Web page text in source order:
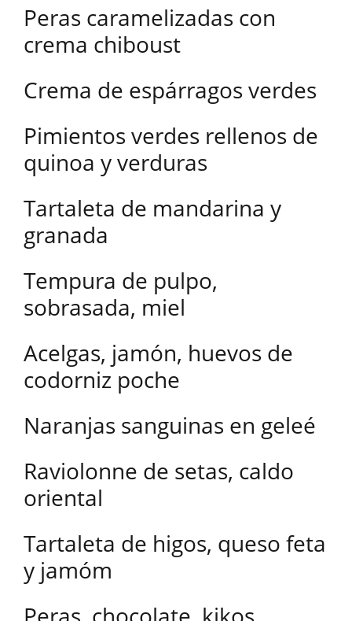
Peras caramelizadas con
crema chiboust
Crema de espárragos verdes
Pimientos verdes rellenos de
quinoa y verduras
Tartaleta de mandarina y
granada
Tempura de pulpo,
sobrasada, miel
Acelgas, jamón, huevos de
codorniz poche
Naranjas sanguinas en geleé
Raviolonne de setas, caldo
oriental
Tartaleta de higos, queso feta
y jamóm